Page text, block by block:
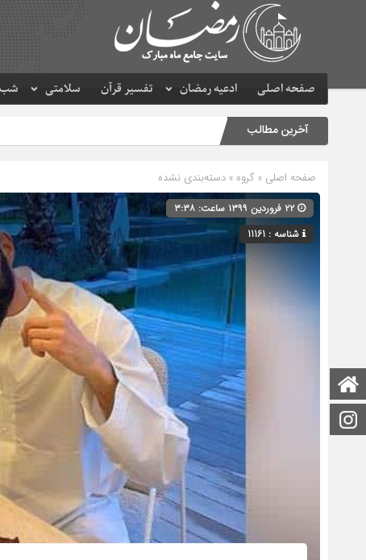
صفحه اصلی ادعیه رمضان تفسیر قرآن سلامتی شب
آخرین مطالب
صفحه اصلی » گروه » دسته‌بندی نشده
شناسه : 11161